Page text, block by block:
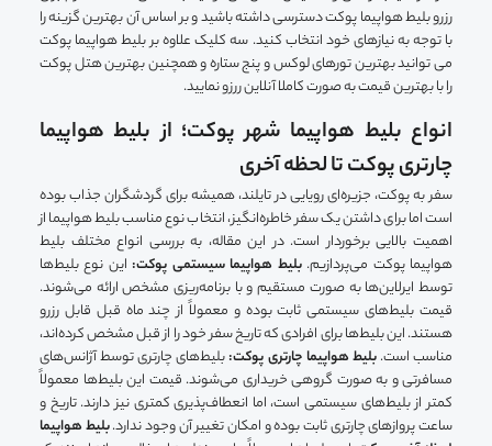
رزرو بلیط هواپیما پوکت دسترسی داشته باشید و بر اساس آن بهترین گزینه را
با توجه به نیازهای خود انتخاب کنید. سه کلیک علاوه بر بلیط هواپیما پوکت
می توانید بهترین تورهای لوکس و پنج ستاره و همچنین بهترین هتل پوکت
را با بهترین قیمت به صورت کاملا آنلاین ررزو نمایید.
انواع بلیط هواپیما شهر پوکت؛ از بلیط هواپیما
چارتری پوکت تا لحظه آخری
سفر به پوکت، جزیره‌ای رویایی در تایلند، همیشه برای گردشگران جذاب بوده
است اما برای داشتن یک سفر خاطره‌انگیز، انتخاب نوع مناسب بلیط هواپیما از
اهمیت بالایی برخوردار است. در این مقاله، به بررسی انواع مختلف بلیط
هواپیما پوکت می‌پردازیم.بلیط هواپیما سیستمی پوکت: این نوع بلیط‌ها
توسط ایرلاین‌ها به صورت مستقیم و با برنامه‌ریزی مشخص ارائه می‌شوند.
قیمت بلیط‌های سیستمی ثابت بوده و معمولاً از چند ماه قبل قابل رزرو
هستند. این بلیط‌ها برای افرادی که تاریخ سفر خود را از قبل مشخص کرده‌اند،
مناسب است.بلیط هواپیما چارتری پوکت:بلیط‌های چارتری توسط آژانس‌های
مسافرتی و به صورت گروهی خریداری می‌شوند. قیمت این بلیط‌ها معمولاً
کمتر از بلیط‌های سیستمی است، اما انعطاف‌پذیری کمتری نیز دارند. تاریخ و
ساعت پروازهای چارتری ثابت بوده و امکان تغییر آن وجود ندارد.بلیط هواپیما